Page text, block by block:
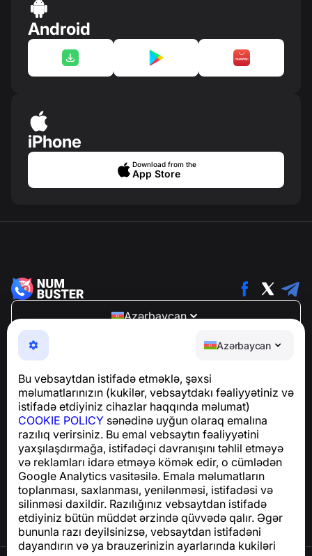
Azərbaycan
Bu vebsaytdan istifadə etməklə, şəxsi
məlumatlarınızın (kukilər, vebsaytdakı fəaliyyətiniz və
istifadə etdiyiniz cihazlar haqqında məlumat)
COOKIE POLICY sənədinə uyğun olaraq emalına
razılıq verirsiniz. Bu emal vebsaytın fəaliyyətini
yaxşılaşdırmağa, istifadəçi davranışını təhlil etməyə
və reklamları idarə etməyə kömək edir, o cümlədən
Google Analytics vasitəsilə. Emala məlumatların
toplanması, saxlanması, yenilənməsi, istifadəsi və
silinməsi daxildir. Razılığınız vebsaytdan istifadə
etdiyiniz bütün müddət ərzində qüvvədə qalır. Əgər
bununla razı deyilsinizsə, vebsaytdan istifadəni
dayandırın və ya brauzerinizin ayarlarında kukiləri
Android
iPhone
Download from the
App Store
Azərbaycan
NumBuster © 2013—2026 ·
support@numbuster.com
Telefon fırıldaqlarından, spam və arzuolunmaz
GDPR uyğunluğu ilə bağlı suallar üçün:
support@numbuster.com
Yardım Mərkəzi
Xəbərlər və Məqalələr
Layihə haqqında
Əlaqə